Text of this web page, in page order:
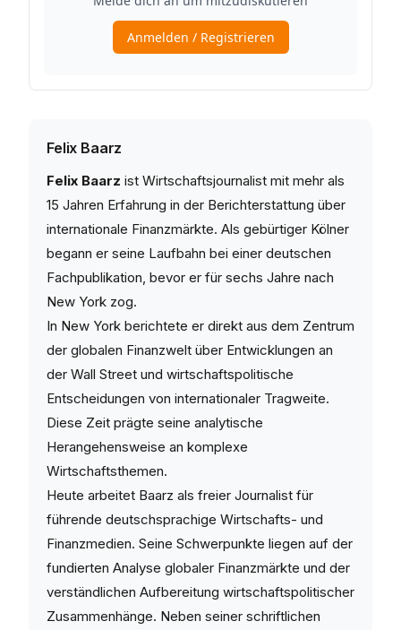
Felix Baarz
Felix Baarz ist Wirtschaftsjournalist mit mehr als
15 Jahren Erfahrung in der Berichterstattung über
internationale Finanzmärkte. Als gebürtiger Kölner
begann er seine Laufbahn bei einer deutschen
Fachpublikation, bevor er für sechs Jahre nach
New York zog.
In New York berichtete er direkt aus dem Zentrum
der globalen Finanzwelt über Entwicklungen an
der Wall Street und wirtschaftspolitische
Entscheidungen von internationaler Tragweite.
Diese Zeit prägte seine analytische
Herangehensweise an komplexe
Wirtschaftsthemen.
Heute arbeitet Baarz als freier Journalist für
führende deutschsprachige Wirtschafts- und
Finanzmedien. Seine Schwerpunkte liegen auf der
fundierten Analyse globaler Finanzmärkte und der
verständlichen Aufbereitung wirtschaftspolitischer
Zusammenhänge. Neben seiner schriftlichen